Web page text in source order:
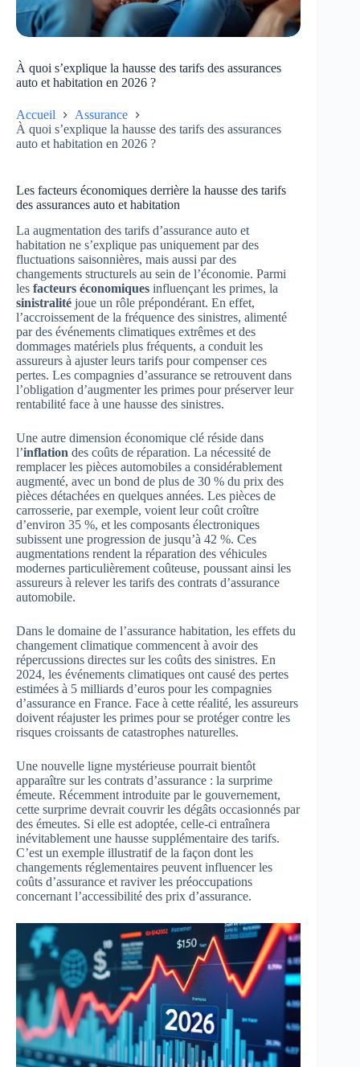
À quoi s’explique la hausse des tarifs des assurances
auto et habitation en 2026 ?
Accueil
Assurance
À quoi s’explique la hausse des tarifs des assurances
auto et habitation en 2026 ?
Les facteurs économiques derrière la hausse des tarifs
des assurances auto et habitation
La augmentation des tarifs d’assurance auto et
habitation ne s’explique pas uniquement par des
fluctuations saisonnières, mais aussi par des
changements structurels au sein de l’économie. Parmi
les facteurs économiques influençant les primes, la
sinistralité joue un rôle prépondérant. En effet,
l’accroissement de la fréquence des sinistres, alimenté
par des événements climatiques extrêmes et des
dommages matériels plus fréquents, a conduit les
assureurs à ajuster leurs tarifs pour compenser ces
pertes. Les compagnies d’assurance se retrouvent dans
l’obligation d’augmenter les primes pour préserver leur
rentabilité face à une hausse des sinistres.
Une autre dimension économique clé réside dans
l’inflation des coûts de réparation. La nécessité de
remplacer les pièces automobiles a considérablement
augmenté, avec un bond de plus de 30 % du prix des
pièces détachées en quelques années. Les pièces de
carrosserie, par exemple, voient leur coût croître
d’environ 35 %, et les composants électroniques
subissent une progression de jusqu’à 42 %. Ces
augmentations rendent la réparation des véhicules
modernes particulièrement coûteuse, poussant ainsi les
assureurs à relever les tarifs des contrats d’assurance
automobile.
Dans le domaine de l’assurance habitation, les effets du
changement climatique commencent à avoir des
répercussions directes sur les coûts des sinistres. En
2024, les événements climatiques ont causé des pertes
estimées à 5 milliards d’euros pour les compagnies
d’assurance en France. Face à cette réalité, les assureurs
doivent réajuster les primes pour se protéger contre les
risques croissants de catastrophes naturelles.
Une nouvelle ligne mystérieuse pourrait bientôt
apparaître sur les contrats d’assurance : la surprime
émeute. Récemment introduite par le gouvernement,
cette surprime devrait couvrir les dégâts occasionnés par
des émeutes. Si elle est adoptée, celle-ci entraînera
inévitablement une hausse supplémentaire des tarifs.
C’est un exemple illustratif de la façon dont les
changements réglementaires peuvent influencer les
coûts d’assurance et raviver les préoccupations
concernant l’accessibilité des prix d’assurance.